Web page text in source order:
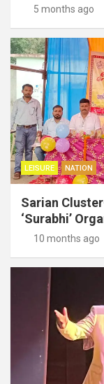
5 months ago
LEISURE NATION
Sarian
‘Surabhi’
10 months ago